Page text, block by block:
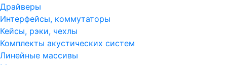
Драйверы
Интерфейсы, коммутаторы
Кейсы, рэки, чехлы
Комплекты акустических систем
Линейные массивы